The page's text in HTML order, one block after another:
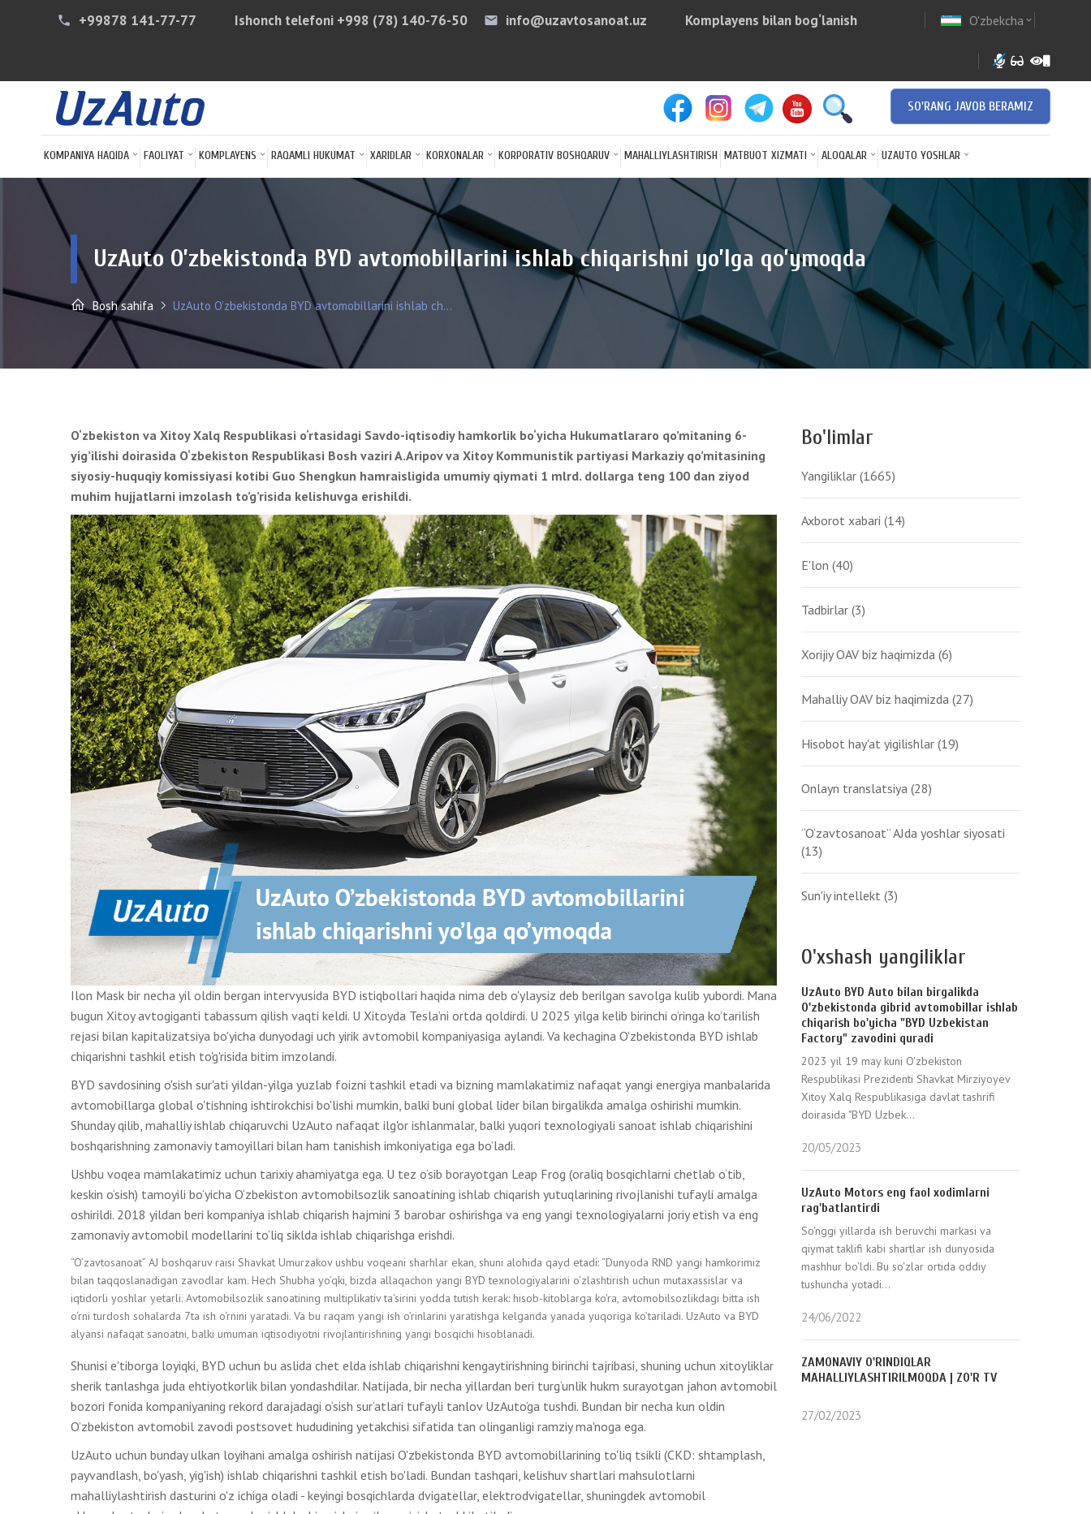
phone +99878 141-77-77 Ishonch telefoni +998 (78) 140-76-50 email info@uzavtosanoat.uz arrow
Komplayens bilan bog‘lanish O'zbekcha expand_more
SO'RANG JAVOB BERAMIZ
KOMPANIYA HAQIDA FAOLIYAT KOMPLAYENS RAQAMLI HUKUMAT XARIDLAR KORXONALAR KORPORATIV BOSHQARUV MAHALLIYLASHTIRISH MATBUOT XIZMATI ALOQALAR UZAUTO YOSHLAR
UzAuto O’zbekistonda BYD avtomobillarini ishlab chiqarishni yo’lga qo’ymoqda
Bosh sahifa UzAuto O’zbekistonda BYD avtomobillarini ishlab ch...
O‘zbekiston va Xitoy Xalq Respublikasi o‘rtasidagi Savdo-iqtisodiy hamkorlik bo‘yicha Hukumatlararo qo’mitaning 6-
yig’ilishi doirasida O‘zbekiston Respublikasi Bosh vaziri A.Aripov va Xitoy Kommunistik partiyasi Markaziy qo’mitasining
siyosiy-huquqiy komissiyasi kotibi Guo Shengkun hamraisligida umumiy qiymati 1 mlrd. dollarga teng 100 dan ziyod
muhim hujjatlarni imzolash to’g’risida kelishuvga erishildi.
Ilon Mask bir necha yil oldin bergan intervyusida BYD istiqbollari haqida nima deb o'ylaysiz deb berilgan savolga kulib yubordi. Mana
bugun Xitoy avtogiganti tabassum qilish vaqti keldi. U Xitoyda Tesla’ni ortda qoldirdi. U 2025 yilga kelib birinchi o’ringa ko’tarilish
rejasi bilan kapitalizatsiya bo'yicha dunyodagi uch yirik avtomobil kompaniyasiga aylandi. Va kechagina O'zbekistonda BYD ishlab
chiqarishni tashkil etish to'g'risida bitim imzolandi.
BYD savdosining o'sish sur'ati yildan-yilga yuzlab foizni tashkil etadi va bizning mamlakatimiz nafaqat yangi energiya manbalarida
avtomobillarga global o'tishning ishtirokchisi bo'lishi mumkin, balki buni global lider bilan birgalikda amalga oshirishi mumkin.
Shunday qilib, mahalliy ishlab chiqaruvchi UzAuto nafaqat ilg'or ishlanmalar, balki yuqori texnologiyali sanoat ishlab chiqarishini
boshqarishning zamonaviy tamoyillari bilan ham tanishish imkoniyatiga ega bo’ladi.
Ushbu voqea mamlakatimiz uchun tarixiy ahamiyatga ega. U tez o‘sib borayotgan Leap Frog (oraliq bosqichlarni chetlab o‘tib,
keskin o‘sish) tamoyili bo’yicha O‘zbekiston avtomobilsozlik sanoatining ishlab chiqarish yutuqlarining rivojlanishi tufayli amalga
oshirildi. 2018 yildan beri kompaniya ishlab chiqarish hajmini 3 barobar oshirishga va eng yangi texnologiyalarni joriy etish va eng
zamonaviy avtomobil modellarini to‘liq siklda ishlab chiqarishga erishdi.
“O’zavtosanoat” AJ boshqaruv raisi Shavkat Umurzakov ushbu voqeani sharhlar ekan, shuni alohida qayd etadi: “Dunyoda RND yangi hamkorimiz
bilan taqqoslanadigan zavodlar kam. Hech Shubha yo’qki, bizda allaqachon yangi BYD texnologiyalarini o'zlashtirish uchun mutaxassislar va
iqtidorli yoshlar yetarli. Avtomobilsozlik sanoatining multiplikativ ta'sirini yodda tutish kerak: hisob-kitoblarga ko'ra, avtomobilsozlikdagi bitta ish
o‘rni turdosh sohalarda 7ta ish o‘rnini yaratadi. Va bu raqam yangi ish o’rinlarini yaratishga kelganda yanada yuqoriga ko’tariladi. UzAuto va BYD
alyansi nafaqat sanoatni, balki umuman iqtisodiyotni rivojlantirishning yangi bosqichi hisoblanadi.
Shunisi e'tiborga loyiqki, BYD uchun bu aslida chet elda ishlab chiqarishni kengaytirishning birinchi tajribasi, shuning uchun xitoyliklar
sherik tanlashga juda ehtiyotkorlik bilan yondashdilar. Natijada, bir necha yillardan beri turg‘unlik hukm surayotgan jahon avtomobil
bozori fonida kompaniyaning rekord darajadagi o‘sish sur’atlari tufayli tanlov UzAuto’ga tushdi. Bundan bir necha kun oldin
O’zbekiston avtomobil zavodi postsovet hududining yetakchisi sifatida tan olinganligi ramziy ma'noga ega.
UzAuto uchun bunday ulkan loyihani amalga oshirish natijasi O'zbekistonda BYD avtomobillarining to'liq tsikli (CKD: shtamplash,
payvandlash, bo'yash, yig'ish) ishlab chiqarishni tashkil etish bo'ladi. Bundan tashqari, kelishuv shartlari mahsulotlarni
mahalliylashtirish dasturini o'z ichiga oladi - keyingi bosqichlarda dvigatellar, elektrodvigatellar, shuningdek avtomobil
Bo'limlar
Yangiliklar (1665)
Axborot xabari (14)
E'lon (40)
Tadbirlar (3)
Xorijiy OAV biz haqimizda (6)
Mahalliy OAV biz haqimizda (27)
Hisobot hay'at yigilishlar (19)
Onlayn translatsiya (28)
“O‘zavtosanoat” AJda yoshlar siyosati
(13)
Sun'iy intellekt (3)
O'xshash yangiliklar
UzAuto BYD Auto bilan birgalikda
O'zbekistonda gibrid avtomobillar ishlab
chiqarish bo'yicha "BYD Uzbekistan
Factory" zavodini quradi
2023 yil 19 may kuni O'zbekiston
Respublikasi Prezidenti Shavkat Mirziyoyev
Xitoy Xalq Respublikasiga davlat tashrifi
doirasida "BYD Uzbek...
20/05/2023
UzAuto Motors eng faol xodimlarni
rag'batlantirdi
So'nggi yillarda ish beruvchi markasi va
qiymat taklifi kabi shartlar ish dunyosida
mashhur bo'ldi. Bu so'zlar ortida oddiy
tushuncha yotadi...
24/06/2022
ZAMONAVIY O'RINDIQLAR
MAHALLIYLASHTIRILMOQDA | ZO'R TV
27/02/2023